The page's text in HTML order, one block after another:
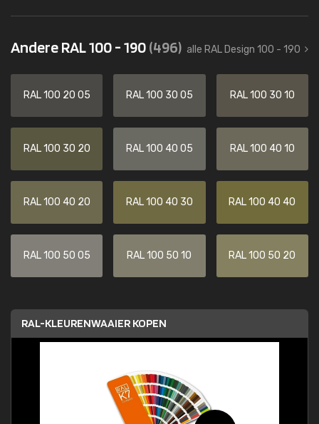
Andere RAL 100 - 190(496) alle RAL Design 100 - 190
RAL 100 20 05 RAL 100 30 05 RAL 100 30 10
RAL 100 30 20 RAL 100 40 05 RAL 100 40 10
RAL 100 40 20 RAL 100 40 30 RAL 100 40 40
RAL 100 50 05 RAL 100 50 10 RAL 100 50 20
RAL-KLEURENWAAIER KOPEN